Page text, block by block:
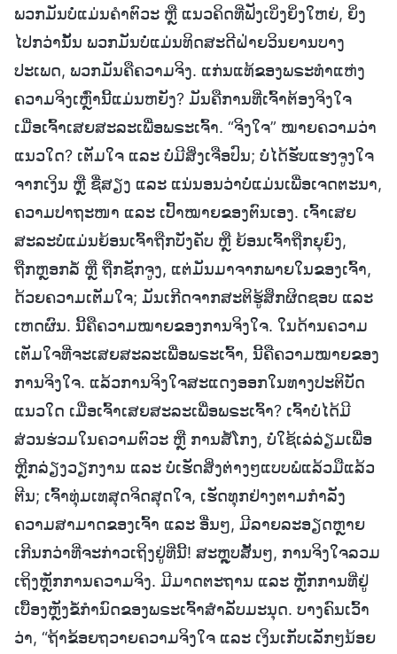
ພວກມັນບໍ່ແມ່ນຄຳຕົວະ ຫຼື ແນວຄິດທີ່ຟັງເບິ່ງຍິ່ງໃຫຍ່, ຍິ່ງ
ໄປກວ່ານັ້ນ ພວກມັນບໍ່ແມ່ນທິດສະດີຝ່າຍວິນຍານບາງ
ປະເພດ, ພວກມັນຄືຄວາມຈິງ. ແກ່ນແທ້ຂອງພຣະທຳແຫ່ງ
ຄວາມຈິງເຫຼົ່ານີ້ແມ່ນຫຍັງ? ມັນຄືການທີ່ເຈົ້າຕ້ອງຈິງໃຈ
ເມື່ອເຈົ້າເສຍສະລະເພື່ອພຣະເຈົ້າ. “ຈິງໃຈ” ໝາຍຄວາມວ່າ
ແນວໃດ? ເຕັມໃຈ ແລະ ບໍ່ມີສິ່ງເຈືອປົນ; ບໍ່ໄດ້ຮັບແຮງຈູງໃຈ
ຈາກເງິນ ຫຼື ຊື່ສຽງ ແລະ ແນ່ນອນວ່າບໍ່ແມ່ນເພື່ອເຈດຕະນາ,
ຄວາມປາຖະໜາ ແລະ ເປົ້າໝາຍຂອງຕົນເອງ. ເຈົ້າເສຍ
ສະລະບໍ່ແມ່ນຍ້ອນເຈົ້າຖືກບັງຄັບ ຫຼື ຍ້ອນເຈົ້າຖືກຍຸຍົງ,
ຖືກຫຼອກລໍ້ ຫຼື ຖືກຊັກຈູງ, ແຕ່ມັນມາຈາກພາຍໃນຂອງເຈົ້າ,
ດ້ວຍຄວາມເຕັມໃຈ; ມັນເກີດຈາກສະຕິຮູ້ສຶກຜິດຊອບ ແລະ
ເຫດຜົນ. ນີ້ຄືຄວາມໝາຍຂອງການຈິງໃຈ. ໃນດ້ານຄວາມ
ເຕັມໃຈທີ່ຈະເສຍສະລະເພື່ອພຣະເຈົ້າ, ນີ້ຄືຄວາມໝາຍຂອງ
ການຈິງໃຈ. ແລ້ວການຈິງໃຈສະແດງອອກໃນທາງປະຕິບັດ
ແນວໃດ ເມື່ອເຈົ້າເສຍສະລະເພື່ອພຣະເຈົ້າ? ເຈົ້າບໍ່ໄດ້ມີ
ສ່ວນຮ່ວມໃນຄວາມຕົວະ ຫຼື ການສໍ້ໂກງ, ບໍ່ໃຊ້ເລ່ລ່ຽມເພື່ອ
ຫຼີກລ່ຽງວຽກງານ ແລະ ບໍ່ເຮັດສິ່ງຕ່າງໆແບບພໍແລ້ວມືແລ້ວ
ຕີນ; ເຈົ້າທຸ່ມເທສຸດຈິດສຸດໃຈ, ເຮັດທຸກຢ່າງຕາມກຳລັງ
ຄວາມສາມາດຂອງເຈົ້າ ແລະ ອື່ນໆ, ມີລາຍລະອຽດຫຼາຍ
ເກີນກວ່າທີ່ຈະກ່າວເຖິງຢູ່ທີ່ນີ້! ສະຫຼຸບສັ້ນໆ, ການຈິງໃຈລວມ
ເຖິງຫຼັກການຄວາມຈິງ. ມີມາດຕະຖານ ແລະ ຫຼັກການທີ່ຢູ່
ເບື້ອງຫຼັງຂໍ້ກຳນົດຂອງພຣະເຈົ້າສຳລັບມະນຸດ. ບາງຄົນເວົ້າ
ວ່າ, “ຖ້າຂ້ອຍຖວາຍຄວາມຈິງໃຈ ແລະ ເງິນເກັບເລັກໆນ້ອຍ